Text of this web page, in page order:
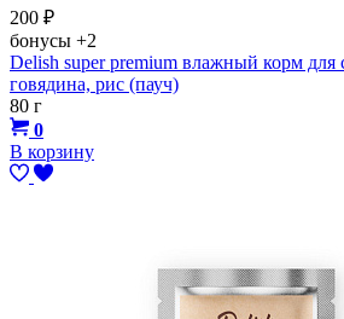
200 ₽
бонусы +2
Delish super premium влажный корм для
говядина, рис (пауч)
80 г
0
В корзину